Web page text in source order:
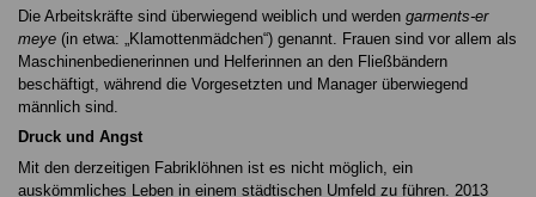
Die Arbeitskräfte sind überwiegend weiblich und werden garments-er
meye (in etwa: „Klamottenmädchen“) genannt. Frauen sind vor allem als
Maschinenbedienerinnen und Helferinnen an den Fließbändern
beschäftigt, während die Vorgesetzten und Manager überwiegend
männlich sind.
Druck und Angst
Mit den derzeitigen Fabriklöhnen ist es nicht möglich, ein
auskömmliches Leben in einem städtischen Umfeld zu führen. 2013